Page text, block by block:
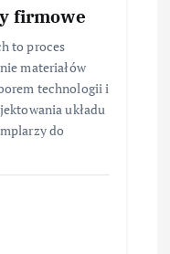
firmowe
to proces
materiałów
technologii i
układu
do